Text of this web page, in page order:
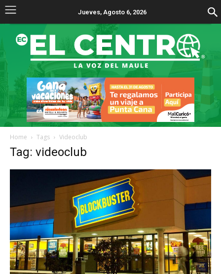
Jueves, Agosto 6, 2026
Home Tags Videoclub
Tag: videoclub